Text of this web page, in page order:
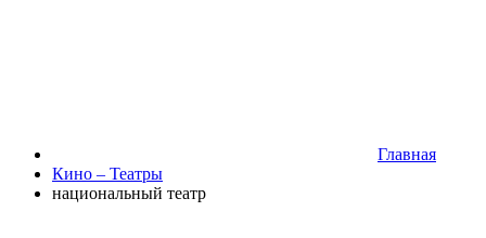
Главная
Кино – Театры
национальный театр